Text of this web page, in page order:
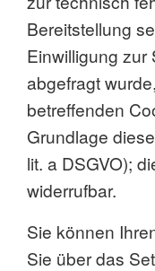
Bereitstellung
Einwilligung
abgefragt
betreffenden
Grundlage
lit. a DSGVO);
widerrufbar.
Sie können
Sie über das